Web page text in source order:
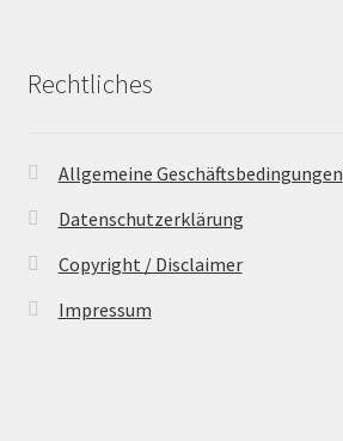
Rechtliches
Allgemeine Geschäftsbedingungen
Datenschutzerklärung
Copyright / Disclaimer
Impressum